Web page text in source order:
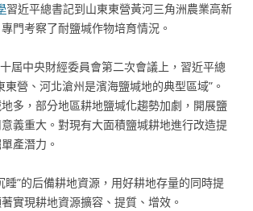
習近平總書記到山東東營黃河三角洲農業高新
門考察了耐鹽堿作物培育情況。
屆中央財經委員會第二次會議上，習近平總
東營、河北滄州是濱海鹽堿地的典型區域”。
多，部分地區耕地鹽堿化趨勢加劇，開展鹽
義重大。對現有大面積鹽堿耕地進行改造提
產潛力。
睡”的后備耕地資源，用好耕地存量的同時提
實現耕地資源擴容、提質、增效。